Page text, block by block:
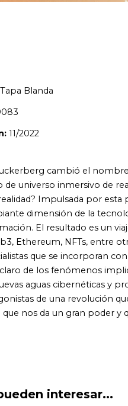
Impulsada por esta primera
El resultado es un viaje textual
NFTs, entre otros) en el
que se incorporan con oportuno
los fenómenos implicados y
cibernéticas y proponiendo
de una revolución que no da
interesar...